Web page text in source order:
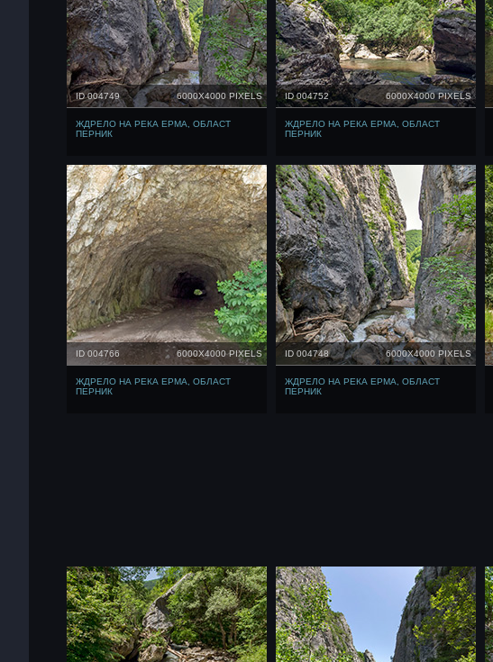
ID 004749 6000X4000 PIXELS
ЖДРЕЛО НА РЕКА ЕРМА, ОБЛАСТ
ПЕРНИК
ID 004752 6000X4000 PIXELS
ЖДРЕЛО НА РЕКА ЕРМА, ОБЛАСТ
ПЕРНИК
ID 004766 6000X4000 PIXELS
ЖДРЕЛО НА РЕКА ЕРМА, ОБЛАСТ
ПЕРНИК
ID 004748 6000X4000 PIXELS
ЖДРЕЛО НА РЕКА ЕРМА, ОБЛАСТ
ПЕРНИК